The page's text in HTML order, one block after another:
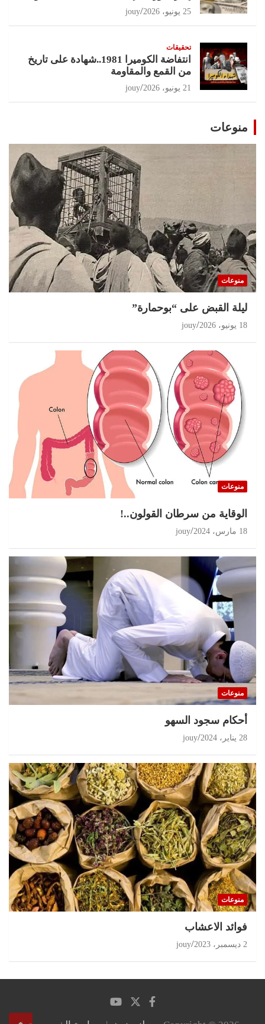
25 يونيو، 2026 jouy
تحقيقات
انتفاضة الكوميرا 1981..شهادة على تاريخ
من القمع والمقاومة
21 يونيو، 2026 jouy
منوعات
منوعات
ليلة القبض على “بوحمارة”
18 يونيو، 2026 jouy
منوعات
الوقاية من سرطان القولون..!
18 مارس، 2024 jouy
منوعات
أحكام سجود السهو
28 يناير، 2024 jouy
منوعات
‏فوائد الاعشاب
2 ديسمبر، 2023 jouy